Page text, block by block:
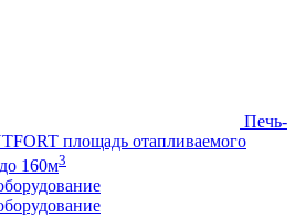
Печь-
площадь отапливаемого
160м3